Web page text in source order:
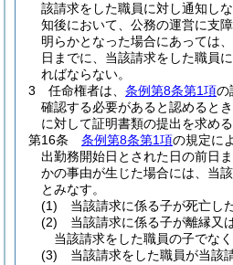
該請求をした職員に対し通知しな
知後において、公務の運営に支
明らかとなった場合にあっては
日までに、当該請求をした職員
ればならない。
3
任命権者は、 条例第8条第1項の
確認する必要があると認めると
に対して証明書類の提出を求める
第16条
条例第8条第1項の規定に
出勤務開始日とされた日の前日
かの事由が生じた場合には、当
とみなす。
(1)
当該請求に係る子が死亡し
(2)
当該請求に係る子が離縁又
当該請求をした職員の子でな
(3)
当該請求をした職員が当該